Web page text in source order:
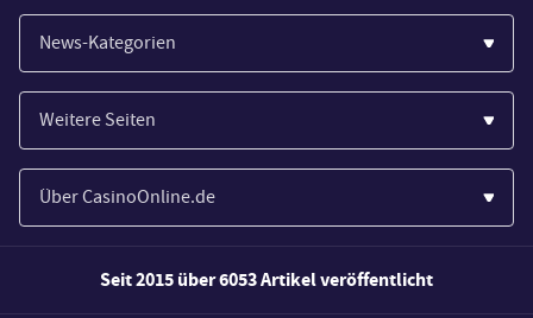
News-Kategorien
Casinos
Wirtschaft
Spiele
Weitere Seiten
Paypal Casinos
Novoline Casinos
Merkur Casinos
Über CasinoOnline.de
Seit 2015 über 6053 Artikel veröffentlicht